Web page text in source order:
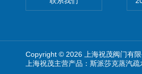
Copyright © 2026 上海祝茂阀门有
上海祝茂主营产品：斯派莎克蒸汽